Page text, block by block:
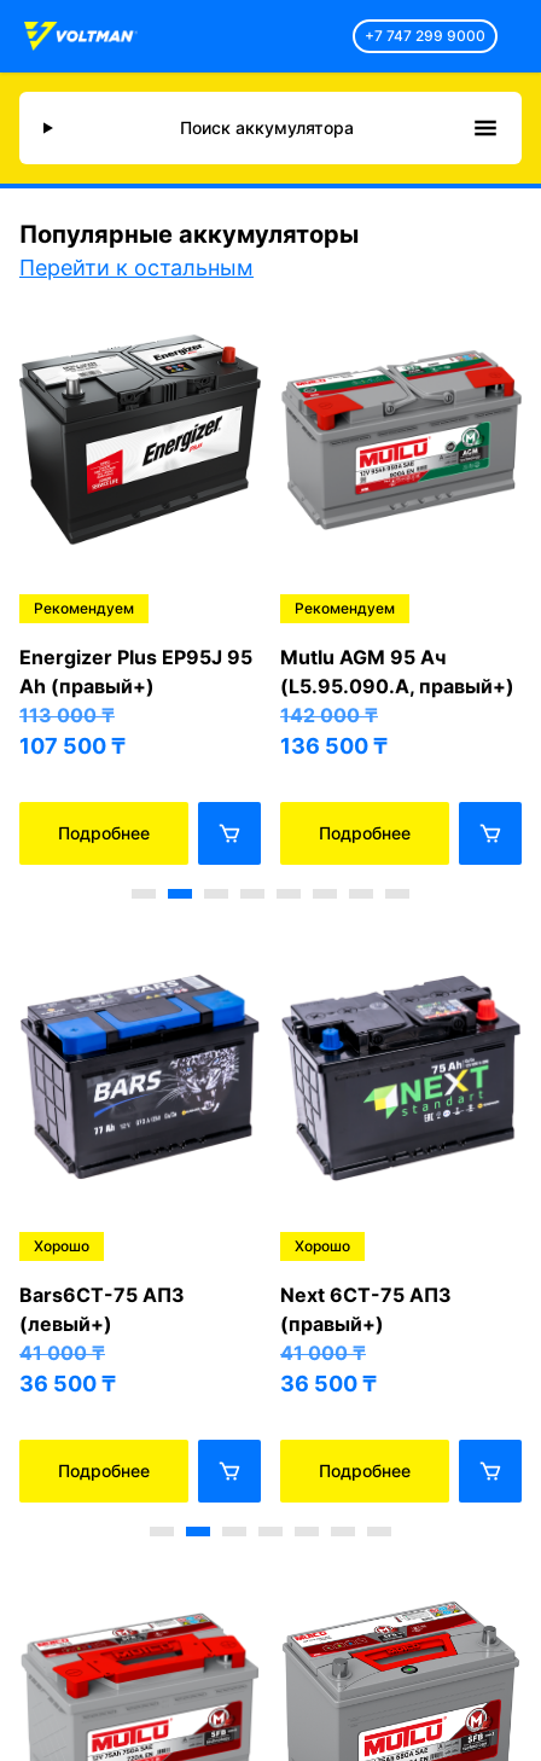
+7 747 299 9000
Поиск аккумулятора
Популярные аккумуляторы
Перейти к остальным
Рекомендуем
Energizer Plus EP95J 95
Ah (правый+)
113 000₸
107 500₸
Подробнее
Рекомендуем
Mutlu AGM 95 Ач
(L5.95.090.A, правый+)
142 000₸
136 500₸
Подробнее
Хорошо
Bars6СТ-75 АПЗ
(левый+)
41 000₸
36 500₸
Подробнее
Хорошо
Next 6СТ-75 АПЗ
(правый+)
41 000₸
36 500₸
Подробнее